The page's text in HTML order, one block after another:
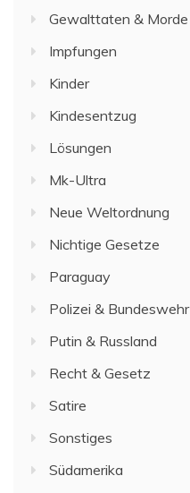
Gewalttaten & Morde
Impfungen
Kinder
Kindesentzug
Lösungen
Mk-Ultra
Neue Weltordnung
Nichtige Gesetze
Paraguay
Polizei & Bundeswehr
Putin & Russland
Recht & Gesetz
Satire
Sonstiges
Südamerika